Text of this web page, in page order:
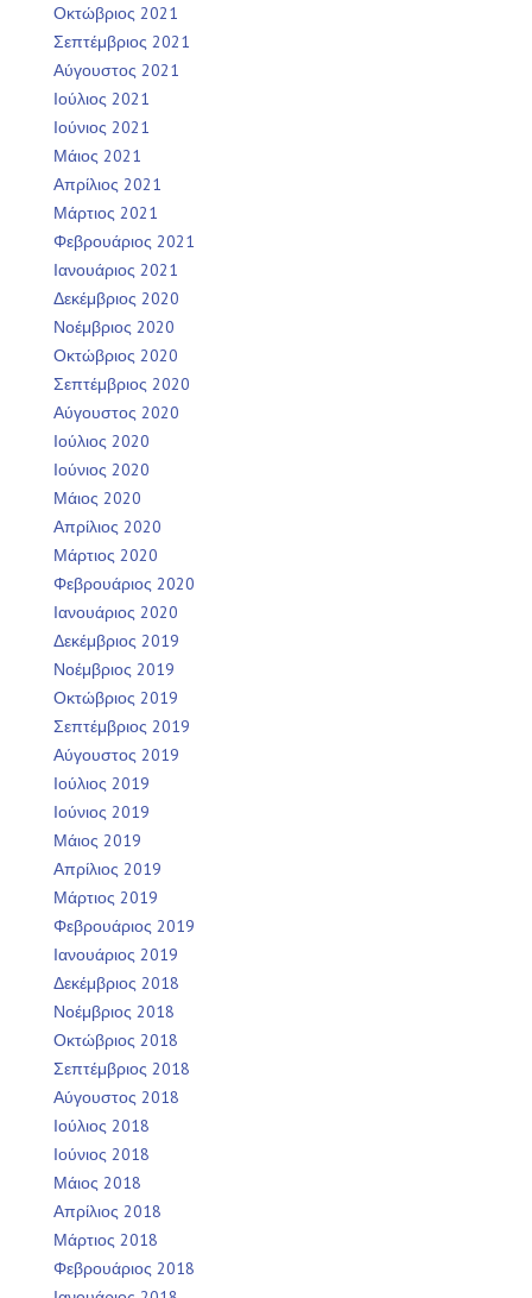
Οκτώβριος 2021
Σεπτέμβριος 2021
Αύγουστος 2021
Ιούλιος 2021
Ιούνιος 2021
Μάιος 2021
Απρίλιος 2021
Μάρτιος 2021
Φεβρουάριος 2021
Ιανουάριος 2021
Δεκέμβριος 2020
Νοέμβριος 2020
Οκτώβριος 2020
Σεπτέμβριος 2020
Αύγουστος 2020
Ιούλιος 2020
Ιούνιος 2020
Μάιος 2020
Απρίλιος 2020
Μάρτιος 2020
Φεβρουάριος 2020
Ιανουάριος 2020
Δεκέμβριος 2019
Νοέμβριος 2019
Οκτώβριος 2019
Σεπτέμβριος 2019
Αύγουστος 2019
Ιούλιος 2019
Ιούνιος 2019
Μάιος 2019
Απρίλιος 2019
Μάρτιος 2019
Φεβρουάριος 2019
Ιανουάριος 2019
Δεκέμβριος 2018
Νοέμβριος 2018
Οκτώβριος 2018
Σεπτέμβριος 2018
Αύγουστος 2018
Ιούλιος 2018
Ιούνιος 2018
Μάιος 2018
Απρίλιος 2018
Μάρτιος 2018
Φεβρουάριος 2018